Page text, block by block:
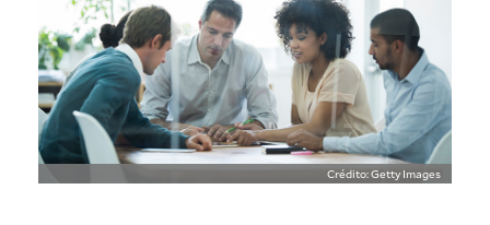
Crédito: Getty Images